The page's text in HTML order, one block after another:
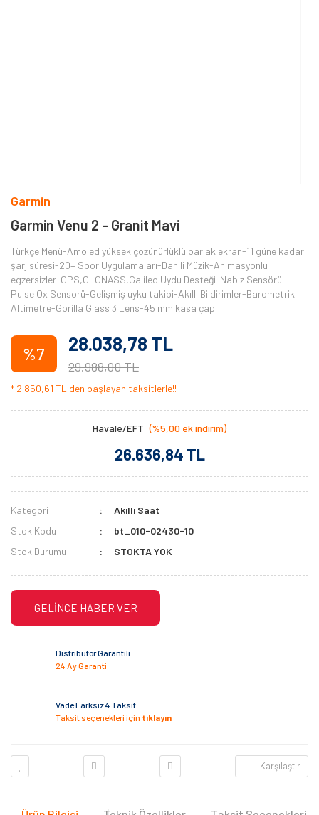
Garmin
Garmin Venu 2 - Granit Mavi
Türkçe Menü-Amoled yüksek çözünürlüklü parlak ekran-11 güne kadar
şarj süresi-20+ Spor Uygulamaları-Dahili Müzik-Animasyonlu
egzersizler-GPS,GLONASS,Galileo Uydu Desteği-Nabız Sensörü-
Pulse Ox Sensörü-Gelişmiş uyku takibi-Akıllı Bildirimler-Barometrik
Altimetre-Gorilla Glass 3 Lens-45 mm kasa çapı
%7 28.038,78 TL
29.988,00 TL
* 2.850,61 TL den başlayan taksitlerle!!
Havale/EFT (%5,00 ek indirim)
26.636,84 TL
Kategori
Akıllı Saat
Stok Kodu
bt_010-02430-10
Stok Durumu
STOKTA YOK
GELİNCE HABER VER
Distribütör Garantili
24 Ay Garanti
Vade Farksız 4 Taksit
Taksit seçenekleri için tıklayın
Karşılaştır